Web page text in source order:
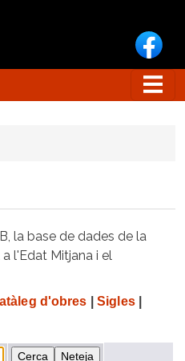
la base de dades de la
l'Edat Mitjana i el
d'obres Sigles|